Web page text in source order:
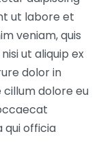
ut labore et
veniam, quis
ut aliquip ex
dolor in
dolore eu
qui officia